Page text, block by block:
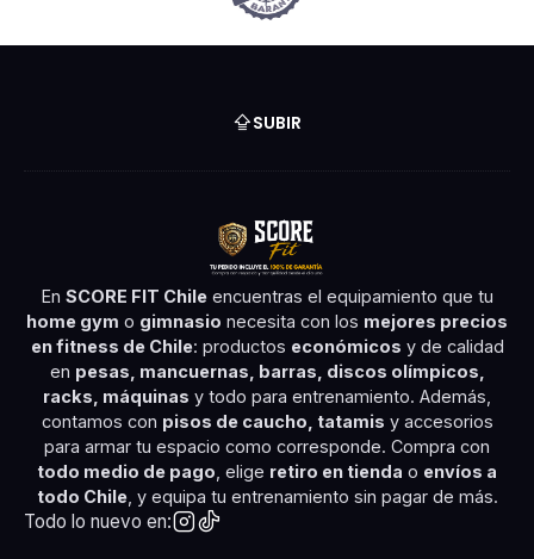
SUBIR
En SCORE FIT Chileencuentras el equipamiento que tu
home gym o gimnasio necesita con los mejores precios
en fitness de Chile: productos económicos y de calidad
en pesas, mancuernas, barras, discos olímpicos,
racks, máquinas y todo para entrenamiento. Además,
contamos con pisos de caucho, tatamis y accesorios
para armar tu espacio como corresponde. Compra con
todo medio de pago , elige retiro en tienda o envíos a
todo Chile, y equipa tu entrenamiento sin pagar de más.
Todo lo nuevo en: